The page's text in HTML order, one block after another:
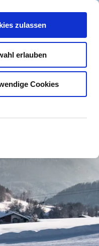
zulassen
erlauben
Cookies